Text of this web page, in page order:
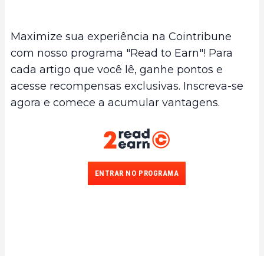
Maximize sua experiência na Cointribune
com nosso programa "Read to Earn"! Para
cada artigo que você lê, ganhe pontos e
acesse recompensas exclusivas. Inscreva-se
agora e comece a acumular vantagens.
ENTRAR NO PROGRAMA